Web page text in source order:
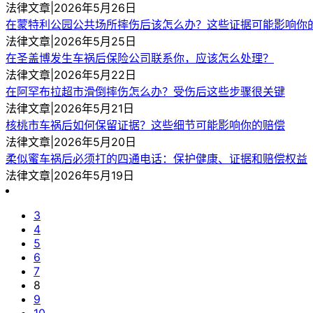
法律文章|2026年5月26日
在蒙特利公园公共场所摔伤后该怎么办？这些证据可能影响你
法律文章|2026年5月25日
在圣盖博发生车祸后保险公司联系你，应该怎么处理？
法律文章|2026年5月22日
在阿罕布拉超市滑倒摔伤怎么办？受伤后这些步骤很关键
法律文章|2026年5月21日
核桃市车祸后如何保留证据？这些细节可能影响你的赔偿
法律文章|2026年5月20日
柔似蜜车祸后必须打的四通电话：保护健康、证据和赔偿权益
法律文章|2026年5月19日
3
4
5
6
7
8
9